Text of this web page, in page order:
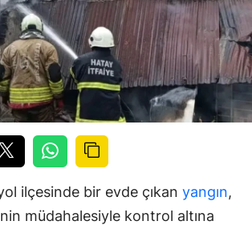
ilçesinde bir evde çıkan yangın,
müdahalesiyle kontrol altına